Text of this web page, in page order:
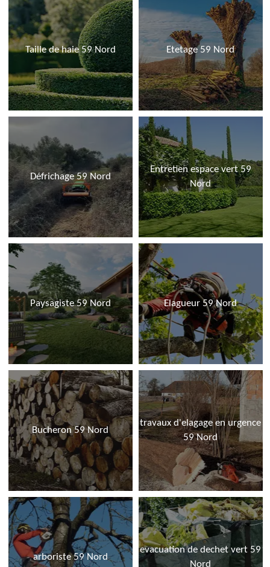
Taille de haie 59 Nord Etetage 59 Nord
Défrichage 59 Nord
Entretien espace vert 59
Nord
Paysagiste 59 Nord Elagueur 59 Nord
Bucheron 59 Nord
travaux d'elagage en urgence
59 Nord
arboriste 59 Nord
evacuation de dechet vert 59
Nord